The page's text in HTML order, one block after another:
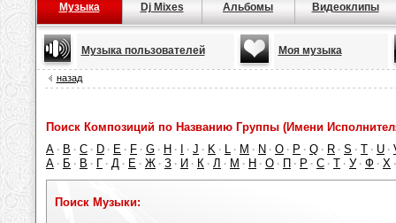
Музыка Dj Mixes Альбомы Видеоклипы
Музыка пользователей Моя музыка
назад
Поиск Композиций по Названию Группы (Имени
A · B · C · D · E · F · G · H · · J · K · L · M · N · O · P · Q · R · S · T · U ·
А · Б · В · Г · Д · Е · Ж · З · И · К · Л · М · Н · О · П · Р · С · Т · У · Ф · Х
Поиск Музыки: